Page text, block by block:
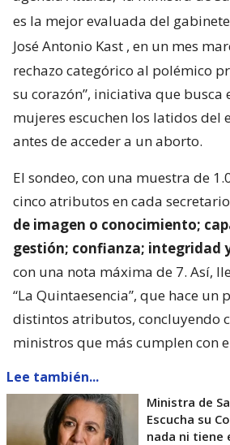
es la mejor evaluada del
José Antonio Kast , en un mes
rechazo categórico al polémico
su corazón”, iniciativa que busca
mujeres escuchen los latidos del
antes de acceder a un aborto.
El sondeo, con una muestra de
cinco atributos en cada
de imagen o conocimiento;
gestión; confianza; integridad
con una nota máxima de 7. Así,
“La Quintaesencia”, que hace un
distintos atributos, concluyendo
ministros que más cumplen con
Lee también...
Ministra de
Escucha su
nada ni tiene